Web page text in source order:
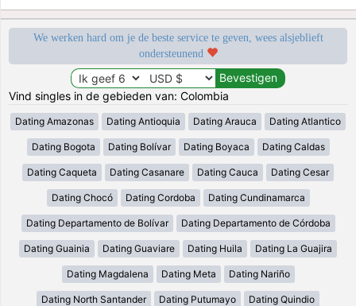
We werken hard om je de beste service te geven, wees alsjeblieft
ondersteunend
Vind singles in de gebieden van: Colombia
Dating Amazonas Dating Antioquia Dating Arauca Dating Atlantico
Dating Bogota Dating Bolívar Dating Boyaca Dating Caldas
Dating Caqueta Dating Casanare Dating Cauca Dating Cesar
Dating Chocó Dating Cordoba Dating Cundinamarca
Dating Departamento de Bolívar Dating Departamento de Córdoba
Dating Guainia Dating Guaviare Dating Huila Dating La Guajira
Dating Magdalena Dating Meta Dating Nariño
Dating North Santander Dating Putumayo Dating Quindio